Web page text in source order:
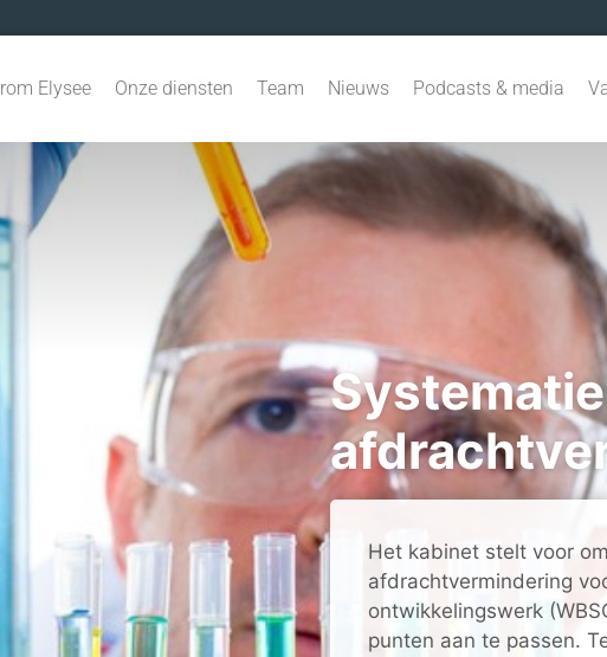
Elysee Onze diensten Team Nieuws Podcasts & media
Het kabinet stelt voor
afdrachtvermindering
ontwikkelingswerk
punten aan te passen.